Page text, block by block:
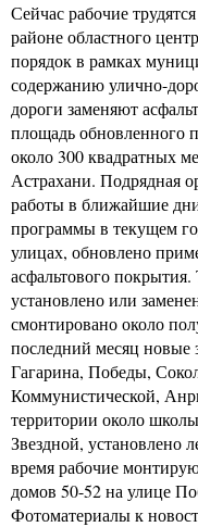
Сейчас рабочие
районе областного
порядок в рамках
содержанию улично-
дороги заменяют
площадь обновленного
около 300 квадратных
Астрахани. Подрядная
работы в ближайшие
программы в текущем
улицах, обновлено
асфальтового
установлено или
смонтировано около
последний месяц новые
Гагарина, Победы,
Коммунистической,
территории около
Звездной, установлено
время рабочие
домов 50-52 на улице
Фотоматериалы к